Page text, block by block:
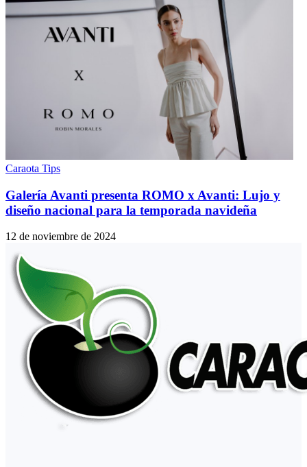
Caraota Tips
Galería Avanti presenta ROMO x Avanti: Lujo y
diseño nacional para la temporada navideña
12 de noviembre de 2024